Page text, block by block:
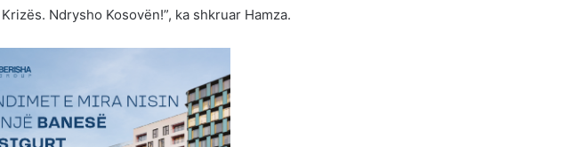
Ndrysho Kosovën!”, ka shkruar Hamza.